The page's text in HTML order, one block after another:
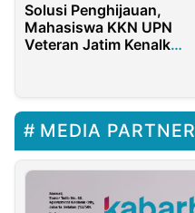
Solusi Penghijauan,
Mahasiswa KKN UPN
Veteran Jatim Kenalkan
MEDIA PARTNER